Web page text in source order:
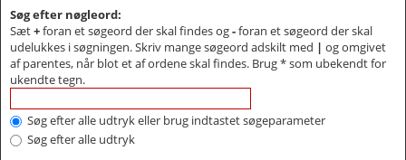
Søg efter nøgleord:
Sæt+foran et søgeord der skal findes og-foran et søgeord der skal
udelukkes i søgningen. Skriv mange søgeord adskilt med | og omgivet
af parentes, når blot et af ordene skal findes. Brug * som ubekendt for
ukendte tegn.
Søg efter alle udtryk eller brug indtastet søgeparameter
Søg efter alle udtryk